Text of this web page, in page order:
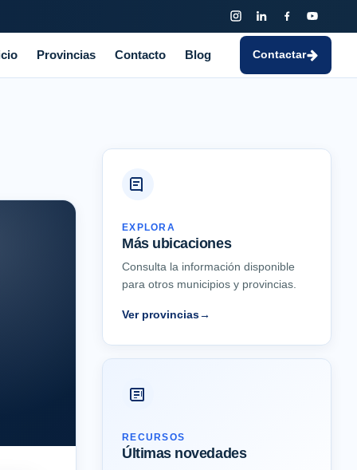
Provincias Contacto Blog Contactar
EXPLORA
Más ubicaciones
Consulta la información disponible
para otros municipios y provincias.
Ver provincias→
RECURSOS
Últimas novedades